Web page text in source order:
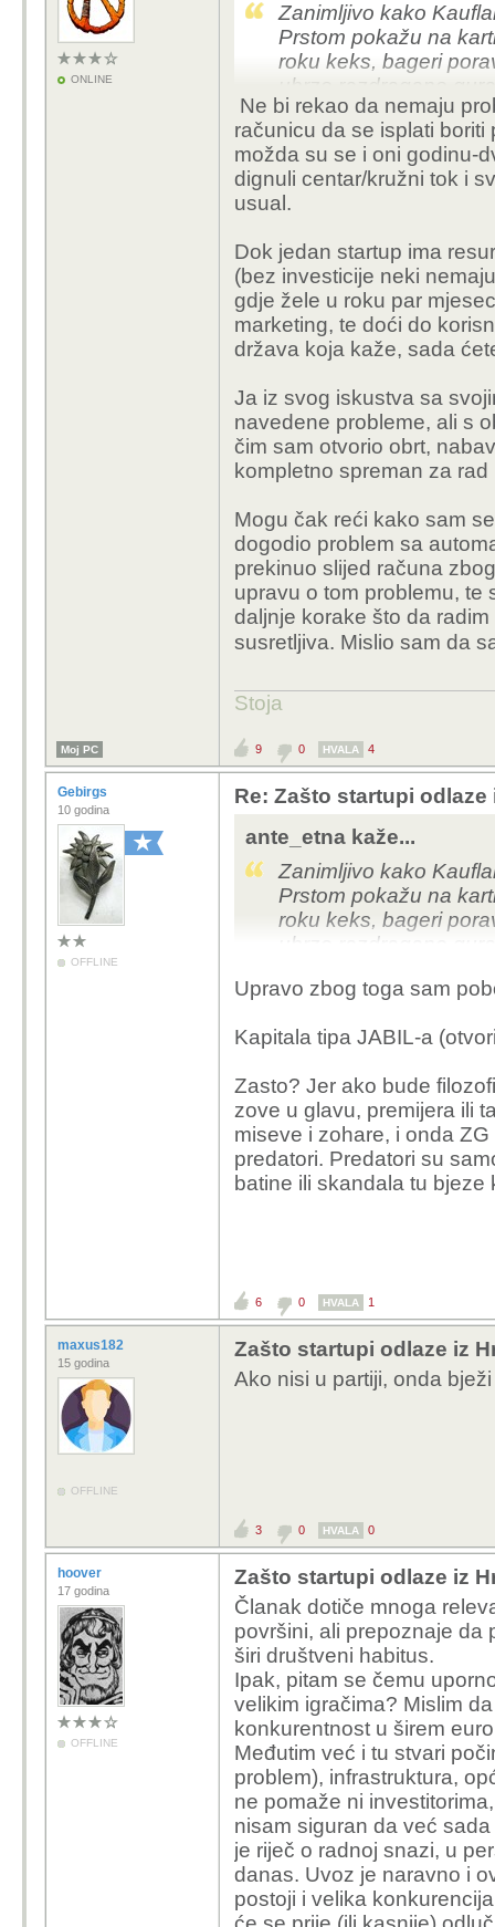
ONLINE
Zanimljivo kako
Prstom pokažu na
roku keks, bageri
ubrzo razdragano
šerifa.
Ne bi rekao da nemaju
računicu da se isplati boriti
možda su se i oni godinu-
dignuli centar/kružni tok i
usual.
Dok jedan startup ima
(bez investicije neki
gdje žele u roku par
marketing, te doći do
država koja kaže, sada
Ja iz svog iskustva sa
navedene probleme, ali s
čim sam otvorio obrt,
kompletno spreman za
Mogu čak reći kako sam
dogodio problem sa
prekinuo slijed računa
upravu o tom problemu, te
daljnje korake što da
susretljiva. Mislio sam da
Stoja
Moj PC 9 0 HVALA 4
Gebirgs
10 godina
OFFLINE
Re: Zašto startupi
ante_etna kaže...
Zanimljivo kako
Prstom pokažu na
roku keks, bageri
ubrzo razdragano
Upravo zbog toga sam
Kapitala tipa JABIL-a
Zasto? Jer ako bude
zove u glavu, premijera ili
miseve i zohare, i onda
predatori. Predatori su
batine ili skandala tu
6 0 HVALA 1
maxus182
15 godina
OFFLINE
Zašto startupi odlaze iz
Ako nisi u partiji, onda
3 0 HVALA 0
hoover
17 godina
OFFLINE
Zašto startupi odlaze iz
Članak dotiče mnoga
površini, ali prepoznaje da
širi društveni habitus.
Ipak, pitam se čemu
velikim igračima? Mislim
konkurentnost u širem
Međutim već i tu stvari
problem), infrastruktura,
ne pomaže ni
nisam siguran da već
je riječ o radnoj snazi, u
danas. Uvoz je naravno i
postoji i velika